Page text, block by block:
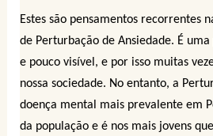
Estes são pensamentos recorrentes
de Perturbação de Ansiedade. É
e pouco visível, e por isso muitas
nossa sociedade. No entanto, a
doença mental mais prevalente em
da população e é nos mais jovens